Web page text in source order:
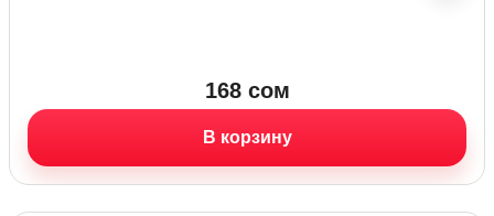
168 сом
В корзину